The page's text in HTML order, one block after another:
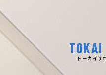
TOKAI
トーカイサ